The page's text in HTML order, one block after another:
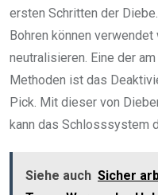
ersten Schritten der
Bohren können
neutralisieren. Eine der
Methoden ist das
Pick. Mit dieser von
kann das Schlosssystem
Siehe auch Sicher